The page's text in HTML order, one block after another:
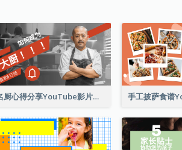
名厨心得分享YouTube影片缩图